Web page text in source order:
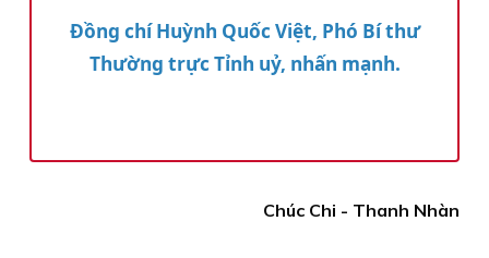
Đồng chí Huỳnh Quốc Việt, Phó Bí thư
Thường trực Tỉnh uỷ, nhấn mạnh.
Chúc Chi - Thanh Nhàn